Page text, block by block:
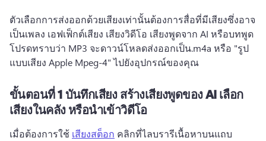
ตัวเลือกการส่งออกด้วยเสียงเท่านั้นต้องการสื่อที่มีเสียงซึ่งอาจ
เป็นเพลง เอฟเฟ็กต์เสียง เสียงวิดีโอ เสียงพูดจาก AI หรือบทพูด
โปรดทราบว่า MP3 จะดาวน์โหลดส่งออกเป็น.m4a หรือ "รูป
แบบเสียง Apple Mpeg-4" ไปยังอุปกรณ์ของคุณ
ขั้นตอนที่ 1 บันทึกเสียง สร้างเสียงพูดของ AI เลือก
เสียงในคลัง หรือนําเข้าวิดีโอ
เมื่อต้องการใช้ เสียงสต็อก คลิกที่ไลบรารีเนื้อหาบนแถบ